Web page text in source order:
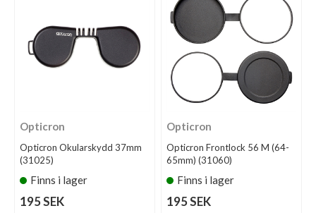
Opticron
Opticron Okularskydd 37mm
(31025)
Finns i lager
195 SEK
Opticron
Opticron Frontlock 56 M (64-
65mm) (31060)
Finns i lager
195 SEK